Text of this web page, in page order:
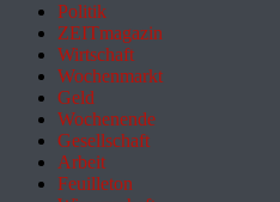
Politik
ZEITmagazin
Wirtschaft
Wochenmarkt
Geld
Wochenende
Gesellschaft
Arbeit
Feuilleton